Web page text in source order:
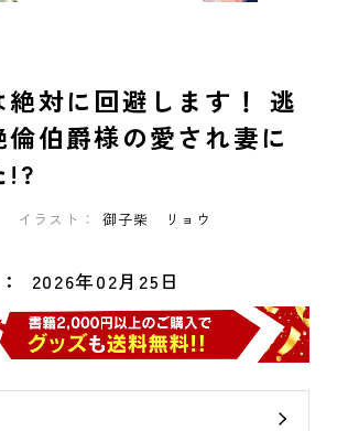
絶対に回避します！ 逃
伯爵様の愛され妻に
!?
イラスト： 御子柴 リョウ
2026年02月25日